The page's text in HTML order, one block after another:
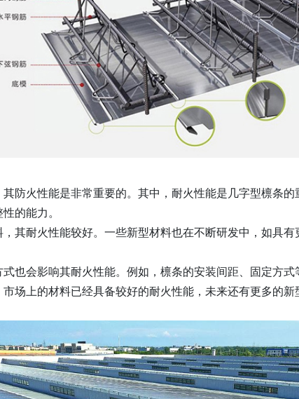
防火性能是非常重要的。其中，耐火性能是几字型檩条
的能力。
其耐火性能较好。一些新型材料也在不断研发中，如具
也会影响其耐火性能。例如，檩条的安装间距、固定方式
场上的材料已经具备较好的耐火性能，未来还有更多的